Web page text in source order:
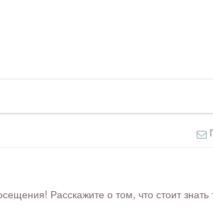
Расскажите о том, что стоит знать